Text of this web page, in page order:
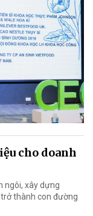
cho doanh
ngôi, xây dựng
thành con đường